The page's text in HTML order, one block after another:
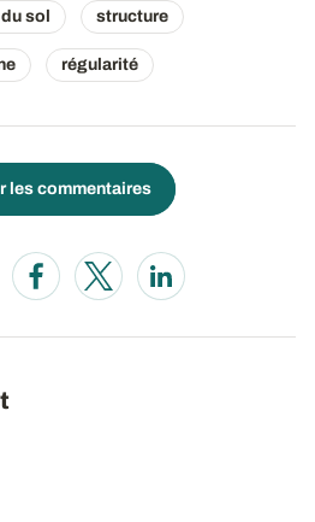
sol structure
régularité
les commentaires
Opens in a new window
Opens in a new window
Opens in a new